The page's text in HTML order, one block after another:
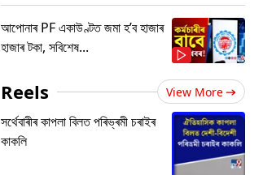
আপোনাৰ PF একাউণ্টত জমা হ’ব হাজাৰ
হাজাৰ টকা, সবিশেষ...
Reels View More
সৰ্থেবাৰীৰ কাপলা বিলত পৰিভ্ৰমী চৰাইৰ
কাকলি